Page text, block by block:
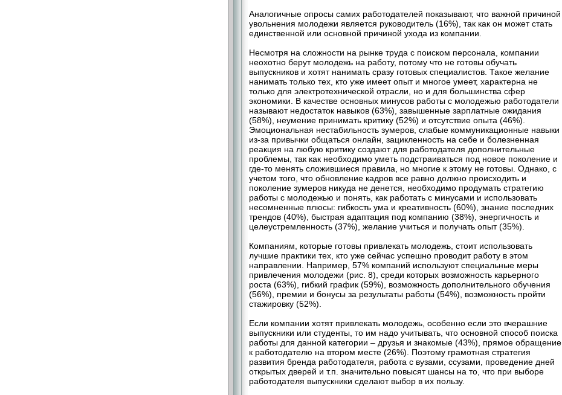
Аналогичные опросы самих работодателей показывают, что важной причиной
увольнения молодежи является руководитель (16%), так как он может стать
единственной или основной причиной ухода из компании.
Несмотря на сложности на рынке труда с поиском персонала, компании
неохотно берут молодежь на работу, потому что не готовы обучать
выпускников и хотят нанимать сразу готовых специалистов. Такое желание
нанимать только тех, кто уже имеет опыт и многое умеет, характерна не
только для электротехнической отрасли, но и для большинства сфер
экономики. В качестве основных минусов работы с молодежью работодатели
называют недостаток навыков (63%), завышенные зарплатные ожидания
(58%), неумение принимать критику (52%) и отсутствие опыта (46%).
Эмоциональная нестабильность зумеров, слабые коммуникационные навыки
из-за привычки общаться онлайн, зацикленность на себе и болезненная
реакция на любую критику создают для работодателя дополнительные
проблемы, так как необходимо уметь подстраиваться под новое поколение и
где-то менять сложившиеся правила, но многие к этому не готовы. Однако, с
учетом того, что обновление кадров все равно должно происходить и
поколение зумеров никуда не денется, необходимо продумать стратегию
работы с молодежью и понять, как работать с минусами и использовать
несомненные плюсы: гибкость ума и креативность (60%), знание последних
трендов (40%), быстрая адаптация под компанию (38%), энергичность и
целеустремленность (37%), желание учиться и получать опыт (35%).
Компаниям, которые готовы привлекать молодежь, стоит использовать
лучшие практики тех, кто уже сейчас успешно проводит работу в этом
направлении. Например, 57% компаний используют специальные меры
привлечения молодежи (рис. 8), среди которых возможность карьерного
роста (63%), гибкий график (59%), возможность дополнительного обучения
(56%), премии и бонусы за результаты работы (54%), возможность пройти
стажировку (52%).
Если компании хотят привлекать молодежь, особенно если это вчерашние
выпускники или студенты, то им надо учитывать, что основной способ поиска
работы для данной категории – друзья и знакомые (43%), прямое обращение
к работодателю на втором месте (26%). Поэтому грамотная стратегия
развития бренда работодателя, работа с вузами, ссузами, проведение дней
открытых дверей и т.п. значительно повысят шансы на то, что при выборе
работодателя выпускники сделают выбор в их пользу.